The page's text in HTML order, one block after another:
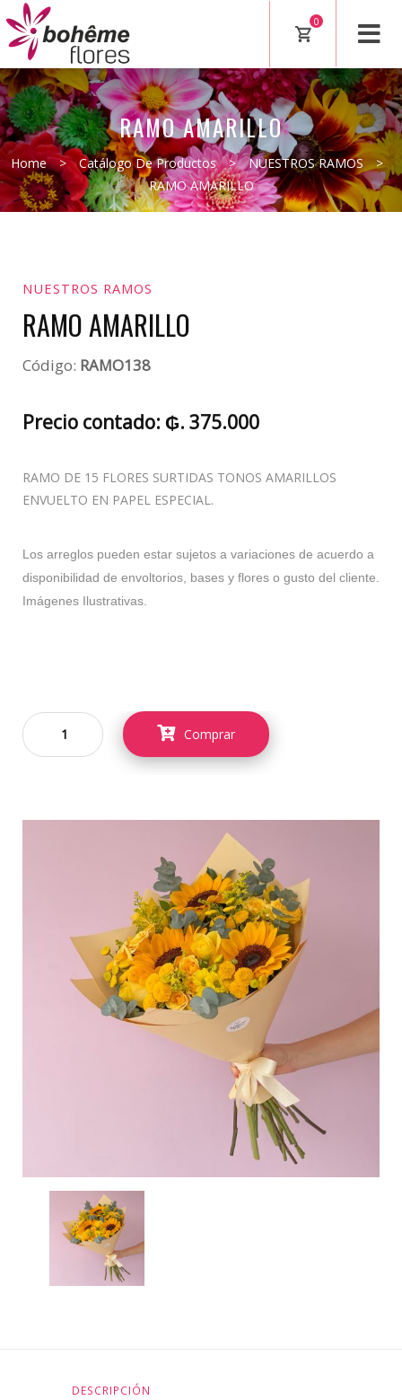
0
RAMO AMARILLO
Home > Catálogo De Productos > NUESTROS RAMOS
>
RAMO AMARILLO
NUESTROS RAMOS
RAMO AMARILLO
Código: RAMO138
Precio contado: ₲. 375.000
RAMO DE 15 FLORES SURTIDAS TONOS AMARILLOS
ENVUELTO EN PAPEL ESPECIAL.
Los arreglos pueden estar sujetos a variaciones de acuerdo a
disponibilidad de envoltorios, bases y flores o gusto del cliente.
Imágenes Ilustrativas.
Comprar
DESCRIPCIÓN